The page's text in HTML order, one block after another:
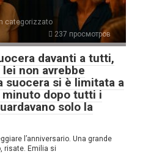
categorizzato
237 просмотров
davanti a tutti,
non avrebbe
suocera si è limitata a
dopo tutti i
solo la
l’anniversario. Una grande
risate. Emilia si